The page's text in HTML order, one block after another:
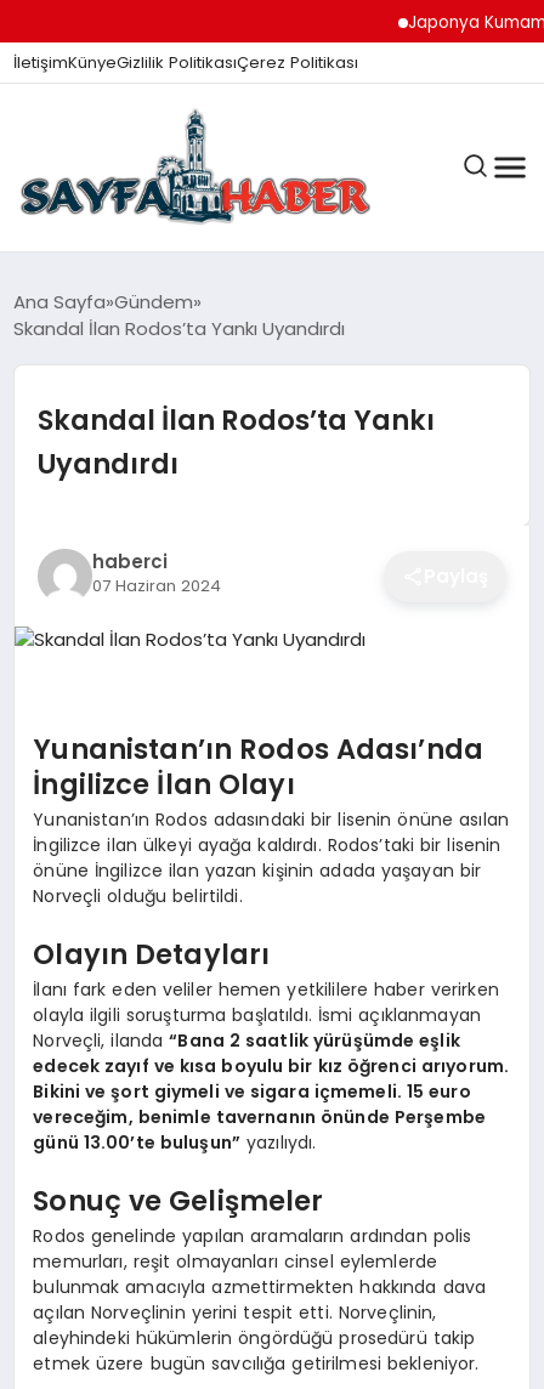
Japonya
İletişimKünyeGizlilik PolitikasıÇerez Politikası
ANA SAYFA
İZMIR HABERLERI
EĞITIM
SAĞLIK
SPOR
DIĞER
Ana Sayfa Gündem
Skandal İlan Rodos’ta Yankı Uyandırdı
Skandal İlan Rodos’ta Yankı
Uyandırdı
haberci
07 Haziran 2024
Yunanistan’ın Rodos Adası’nda
İngilizce İlan Olayı
Yunanistan’ın Rodos adasındaki bir lisenin önüne asılan
İngilizce ilan ülkeyi ayağa kaldırdı. Rodos’taki bir lisenin
önüne İngilizce ilan yazan kişinin adada yaşayan bir
Norveçli olduğu belirtildi.
Olayın Detayları
İlanı fark eden veliler hemen yetkililere haber verirken
olayla ilgili soruşturma başlatıldı. İsmi açıklanmayan
Norveçli, ilanda“Bana 2 saatlik yürüşümde eşlik
edecek zayıf ve kısa boyulu bir kız öğrenci arıyorum.
Bikini ve şort giymeli ve sigara içmemeli. 15 euro
vereceğim, benimle tavernanın önünde Perşembe
günü 13.00’te buluşun” yazılıydı.
Sonuç ve Gelişmeler
Rodos genelinde yapılan aramaların ardından polis
memurları, reşit olmayanları cinsel eylemlerde
bulunmak amacıyla azmettirmekten hakkında dava
açılan Norveçlinin yerini tespit etti. Norveçlinin,
aleyhindeki hükümlerin öngördüğü prosedürü takip
etmek üzere bugün savcılığa getirilmesi bekleniyor.